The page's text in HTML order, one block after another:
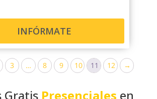
INFÓRMATE
3 … 8 9 10 11 12 →
Gratis Presenciales en